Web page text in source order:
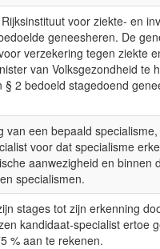
voor ziekte- en
geneesheren. De
verzekering tegen ziekte
van Volksgezondheid te
2 bedoeld stagedoend
een bepaald
voor dat specialisme
aanwezigheid en binnen
specialismen.
stages tot zijn erkenning
kandidaat-specialist ertoe
% aan te rekenen.